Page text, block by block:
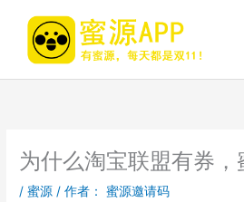
为什么淘宝联盟有券，
/蜜源 / 作者： 蜜源邀请码